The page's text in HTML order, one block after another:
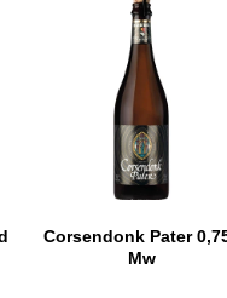
Corsendonk Pater
Mw